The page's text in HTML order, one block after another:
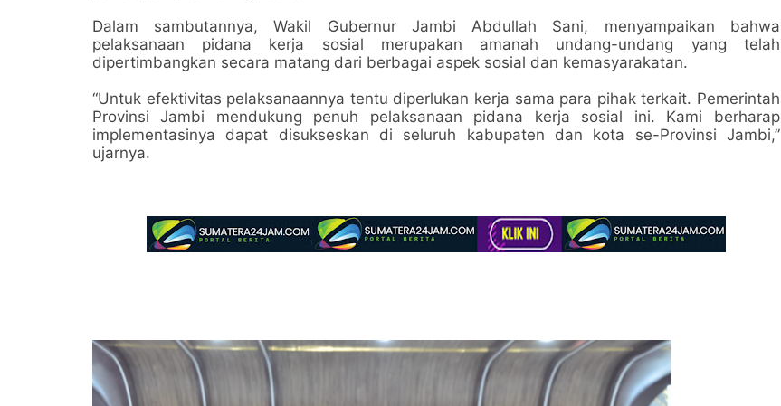
Dalam sambutannya, Wakil Gubernur Jambi Abdullah Sani, menyampaikan bahwa
pelaksanaan pidana kerja sosial merupakan amanah undang-undang yang telah
dipertimbangkan secara matang dari berbagai aspek sosial dan kemasyarakatan.
“Untuk efektivitas pelaksanaannya tentu diperlukan kerja sama para pihak terkait. Pemerintah
Provinsi Jambi mendukung penuh pelaksanaan pidana kerja sosial ini. Kami berharap
implementasinya dapat disukseskan di seluruh kabupaten dan kota se-Provinsi Jambi,”
ujarnya.